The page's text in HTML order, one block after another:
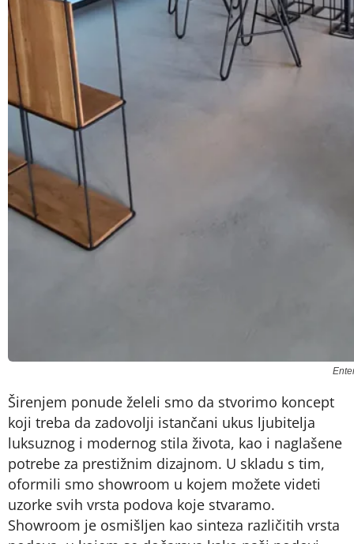
Širenjem ponude želeli smo da stvorimo koncept
koji treba da zadovolji istančani ukus ljubitelja
luksuznog i modernog stila života, kao i naglašene
potrebe za prestižnim dizajnom. U skladu s tim,
oformili smo showroom u kojem možete videti
uzorke svih vrsta podova koje stvaramo.
Showroom je osmišljen kao sinteza različitih vrsta